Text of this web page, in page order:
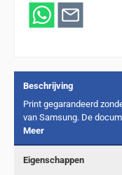
Beschrijving
Print gegarandeerd
van Samsung. De
Meer
Eigenschappen